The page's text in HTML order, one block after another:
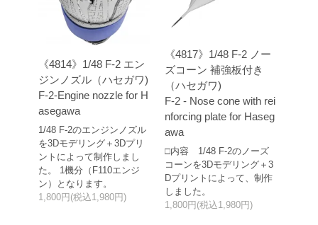
《4814》1/48 F-2 エン
ジンノズル（ハセガワ)
F-2-Engine nozzle for H
asegawa
1/48 F-2のエンジンノズル
を3Dモデリング＋3Dプリ
ントによって制作しまし
た。 1機分（F110エンジ
ン）となります。
1,800円(税込1,980円)
《4817》1/48 F-2 ノー
ズコーン 補強板付き
（ハセガワ)
F-2 - Nose cone with rei
nforcing plate for Haseg
awa
□内容 1/48 F-2のノーズ
コーンを3Dモデリング＋3
Dプリントによって、制作
しました。
1,800円(税込1,980円)